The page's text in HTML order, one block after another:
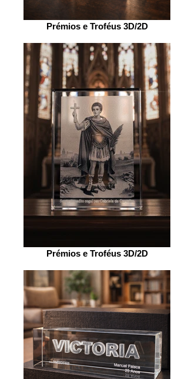
Prémios e Troféus 3D/2D
Prémios e Troféus 3D/2D